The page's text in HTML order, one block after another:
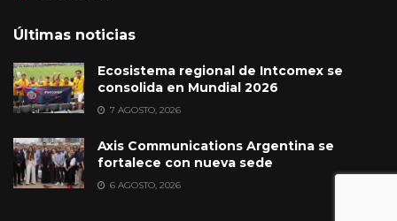
Últimas noticias
Ecosistema regional de Intcomex se
consolida en Mundial 2026
7 AGOSTO, 2026
Axis Communications Argentina se
fortalece con nueva sede
6 AGOSTO, 2026